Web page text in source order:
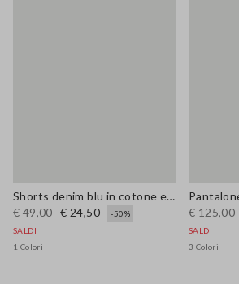
Shorts denim blu in cotone elasticizzato wide leg
€ 49,00 € 24,50
-50%
SALDI
1 Colori
€ 125,00
SALDI
3 Colori